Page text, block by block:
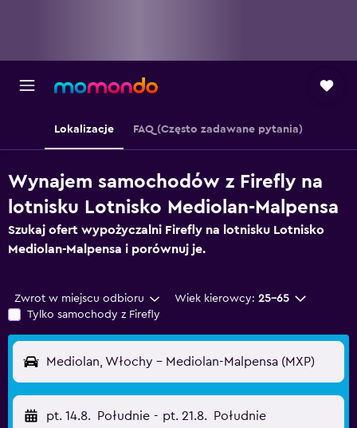
Lokalizacje FAQ (Często zadawane pytania)
Wynajem samochodów z Firefly na
lotnisku Lotnisko Mediolan-Malpensa
Szukaj ofert wypożyczalni Firefly na lotnisku Lotnisko
Mediolan-Malpensa i porównuj je.
Zwrot w miejscu odbioru Wiek kierowcy: 25-65
Tylko samochody z Firefly
Mediolan, Włochy - Mediolan-Malpensa (MXP)
pt. 14.8. Południe - pt. 21.8. Południe